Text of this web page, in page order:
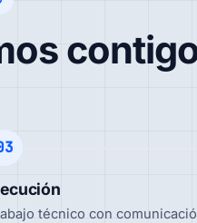
técnico con